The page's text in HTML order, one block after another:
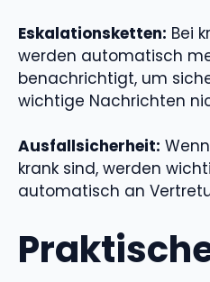
Eskalationsketten: Bei
werden automatisch
benachrichtigt, um
wichtige Nachrichten
Ausfallsicherheit:
krank sind, werden
automatisch an